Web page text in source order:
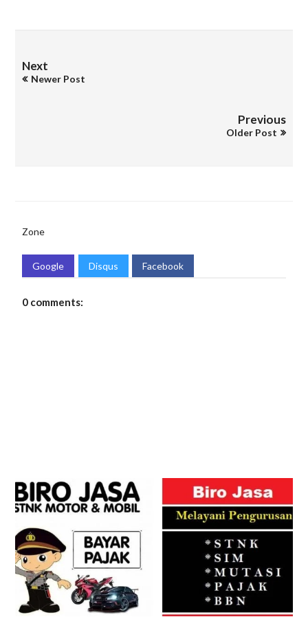
Next
Newer Post
Previous
Older Post
Zone
Google Disqus Facebook
0 comments: